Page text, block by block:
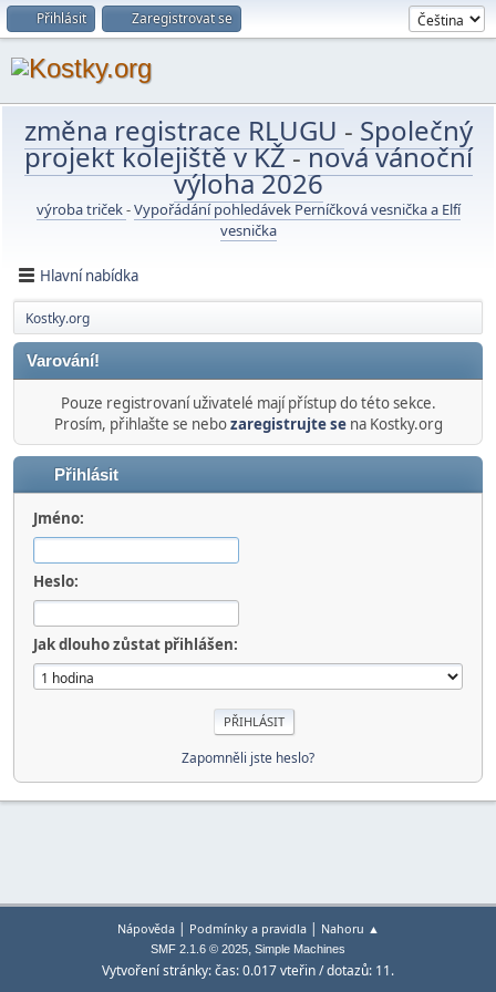
Přihlásit Zaregistrovat se
změna registrace RLUGU - Společný
projekt kolejiště v KŽ-nová vánoční
výloha 2026
výroba triček-Vypořádání pohledávek Perníčková vesnička a Elfí
vesnička
Hlavní nabídka
Kostky.org
Varování!
Pouze registrovaní uživatelé mají přístup do této sekce.
Prosím, přihlašte se nebozaregistrujte sena Kostky.org
Přihlásit
Jméno:
Heslo:
Jak dlouho zůstat přihlášen:
Zapomněli jste heslo?
Nápověda| Podmínky a pravidla| Nahoru ▲
SMF 2.1.6 © 2025, Simple Machines
Vytvoření stránky: čas: 0.017 vteřin / dotazů: 11.